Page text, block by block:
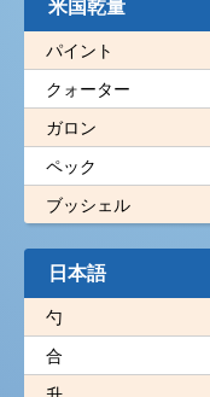
パイント
クォーター
ガロン
ペック
ブッシェル
日本語
勺
合